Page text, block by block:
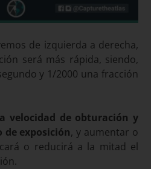
de izquierda a derecha,
será más rápida, siendo,
y 1/2000 una fracción
velocidad de obturación y
de exposición, y aumentar o
o reducirá a la mitad el